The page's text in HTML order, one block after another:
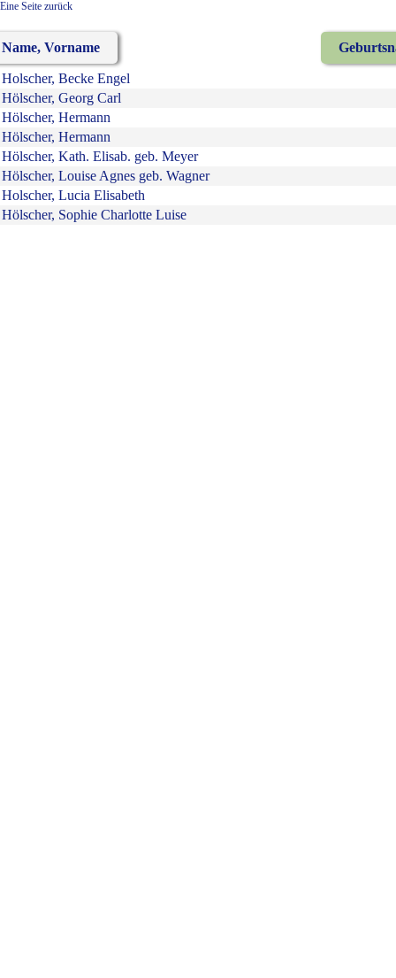
Eine Seite zurück
Name, Vorname
Holscher, Becke Engel
Hölscher, Georg Carl
Hölscher, Hermann
Hölscher, Hermann
Hölscher, Kath. Elisab. geb. Meyer
Hölscher, Louise Agnes geb. Wagner
Holscher, Lucia Elisabeth
Hölscher, Sophie Charlotte Luise